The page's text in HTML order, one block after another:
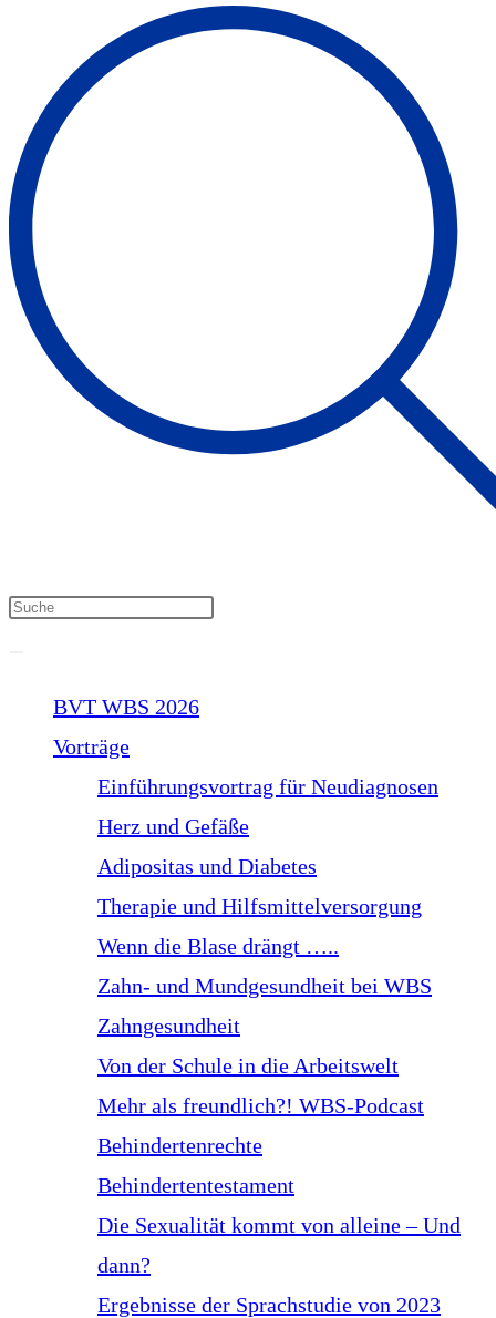
BVT WBS 2026
Vorträge
Einführungsvortrag für Neudiagnosen
Herz und Gefäße
Adipositas und Diabetes
Therapie und Hilfsmittelversorgung
Wenn die Blase drängt …..
Zahn- und Mundgesundheit bei WBS
Zahngesundheit
Von der Schule in die Arbeitswelt
Mehr als freundlich?! WBS-Podcast
Behindertenrechte
Behindertentestament
Die Sexualität kommt von alleine – Und
dann?
Ergebnisse der Sprachstudie von 2023